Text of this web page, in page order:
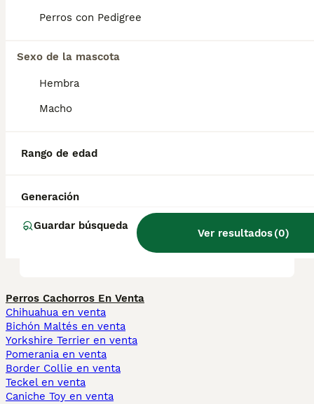
Perros con Pedigree
Sexo de la mascota
Hembra
Macho
Rango de edad
Generación
Guardar búsqueda
Ver resultados(0)
¿Cuál es la diferencia entre
un galgo y un Whippet?
¿Cuánto duerme un
¿A qué edad se calman los
Perros Cachorros En Venta
Chihuahua en venta
Bichón Maltés en venta
Yorkshire Terrier en venta
Pomerania en venta
Border Collie en venta
Teckel en venta
Caniche Toy en venta